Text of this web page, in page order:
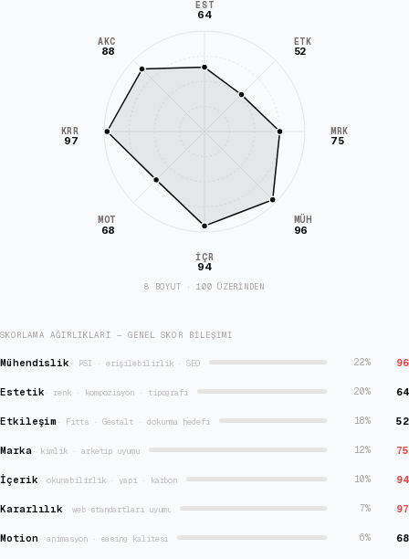
EST
64
ETK
52
MRK
75
MÜH
96
İÇR
94
MOT
68
KRR
97
AKC
88
8 BOYUT · 100 ÜZERİNDEN
SKORLAMA AĞIRLIKLARI — GENEL SKOR BILEŞIMI
Mühendislik · PSI · erişilebilirlik · SEO 22% 96
Estetik· renk · kompozisyon · tipografi 20% 64
Etkileşim · Fitts · Gestalt · dokunma hedefi 18% 52
Marka· kimlik · arketip uyumu 12% 75
İçerik ·okunabilirlik · yapı · karbon 10% 94
Kararlılık ·web standartları uyumu 7% 97
Motion ·animasyon · easing kalitesi 6% 68